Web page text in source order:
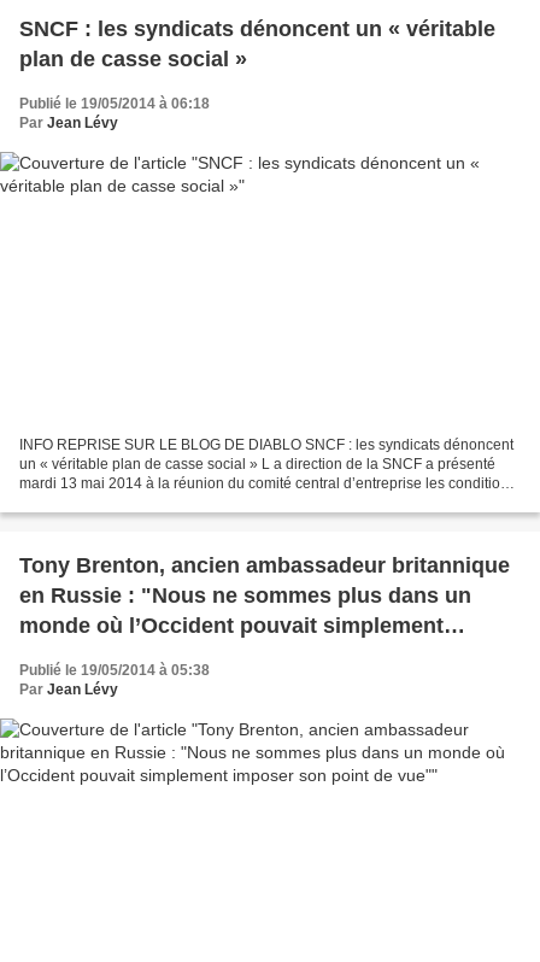
SNCF : les syndicats dénoncent un « véritable
plan de casse social »
Publié le 19/05/2014 à 06:18
Par Jean Lévy
INFO REPRISE SUR LE BLOG DE DIABLO SNCF : les syndicats dénoncent
un « véritable plan de casse social » L a direction de la SNCF a présenté
mardi 13 mai 2014 à la réunion du comité central d’entreprise les conditions
Tony Brenton, ancien ambassadeur britannique
en Russie : "Nous ne sommes plus dans un
monde où l’Occident pouvait simplement
imposer son point de vue"
Publié le 19/05/2014 à 05:38
Par Jean Lévy